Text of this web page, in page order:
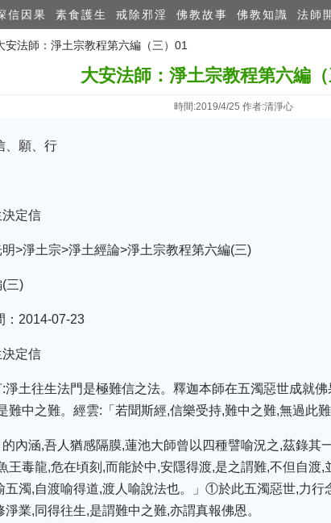
信因果 素食護生 戒除邪淫 佛教故事 佛教知識 法師
安法師：淨土宗教程第六編（三）01
大安法師：淨土宗教程第六編
時間:2019/4/25 作者:清淨心
、願、行
定信
>淨土宗>淨土經論>淨土宗教程第六編(三)
三)
：2014-07-23
定信
淨土往生法門是極難信之法。釋迦本師在五濁惡世成就
難中之難。經雲:「若聞斯經,信樂受持,難中之難,無過此
內涵,吾人猶感隔膜,蓮池大師曾以四種譬喻況之,茲錄其
王毒龍,危在頃刻,而能於中,安隱得渡,是之謂難,不但自渡
五濁,自渡喻得道,渡人喻說法也。」①於此五濁惡世,力行
業,同得往生,是謂難中之難,亦謂真報佛恩。